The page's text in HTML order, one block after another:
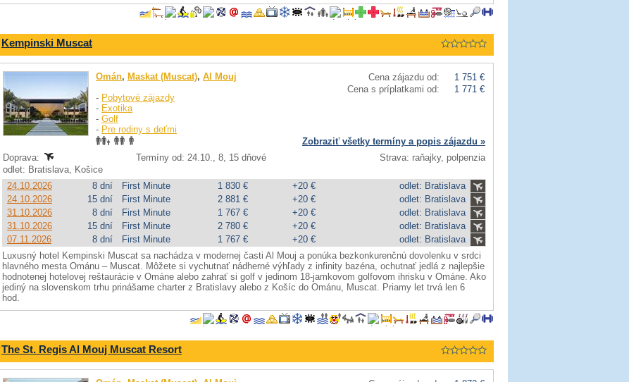
Kempinski Muscat
Cena zájazdu od:
1 751 €
Cena s príplatkami od:
1 771 €
Omán, Maskat (Muscat), Al Mouj
- Pobytové zájazdy
- Exotika
- Golf
- Pre rodiny s deťmi
Zobraziť všetky termíny a popis zájazdu »
Doprava:
Termíny od: 24.10., 8, 15 dňové
Strava: raňajky, polpenzia
odlet: Bratislava, Košice
24.10.2026
8 dní First Minute 1 830 € +20 €
odlet: Bratislava
24.10.2026
15 dní First Minute 2 881 € +20 €
odlet: Bratislava
31.10.2026
8 dní First Minute 1 767 € +20 €
odlet: Bratislava
31.10.2026
15 dní First Minute 2 780 € +20 €
odlet: Bratislava
07.11.2026
8 dní First Minute 1 767 € +20 €
odlet: Bratislava
Luxusný hotel Kempinski Muscat sa nachádza v modernej časti Al Mouj a ponúka bezkonkurenčnú dovolenku v srdci
hlavného mesta Ománu – Muscat. Môžete si vychutnať nádherné výhľady z infinity bazéna, ochutnať jedlá z najlepšie
hodnotenej hotelovej reštaurácie v Ománe alebo zahrať si golf v jedinom 18-jamkovom golfovom ihrisku v Ománe. Ako
jediný na slovenskom trhu prinášame charter z Bratislavy alebo z Košíc do Ománu, Muscat. Priamy let trvá len 6
hod.
The St. Regis Al Mouj Muscat Resort